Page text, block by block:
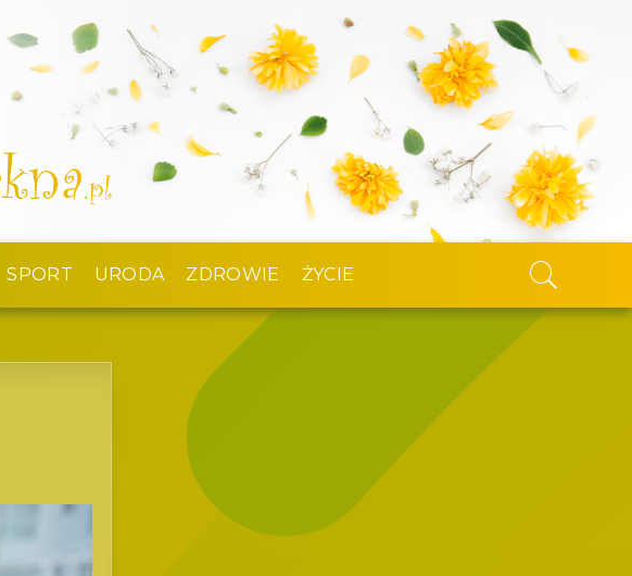
SPORT URODA ZDROWIE ŻYCIE